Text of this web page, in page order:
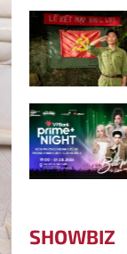
SHOWBIZ